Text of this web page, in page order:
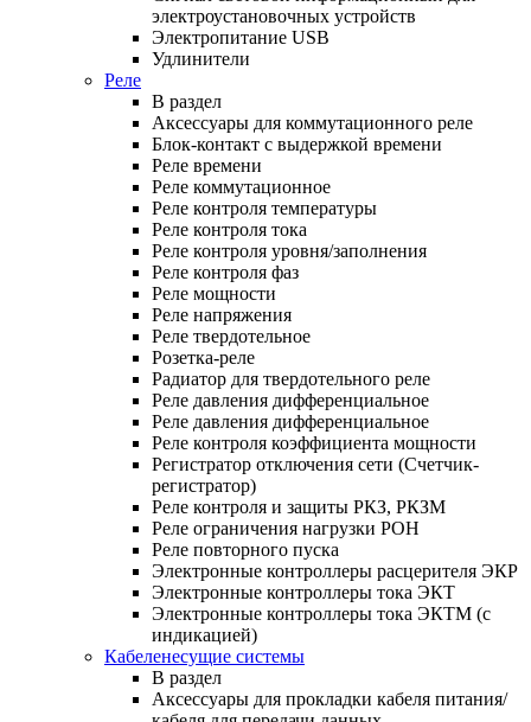
электроустановочных устройств
Электропитание USB
Удлинители
Реле
В раздел
Аксессуары для коммутационного реле
Блок-контакт с выдержкой времени
Реле времени
Реле коммутационное
Реле контроля температуры
Реле контроля тока
Реле контроля уровня/заполнения
Реле контроля фаз
Реле мощности
Реле напряжения
Реле твердотельное
Розетка-реле
Радиатор для твердотельного реле
Реле давления дифференциальное
Реле давления дифференциальное
Реле контроля коэффициента мощности
Регистратор отключения сети (Счетчик-
регистратор)
Реле контроля и защиты РКЗ, РКЗМ
Реле ограничения нагрузки РОН
Реле повторного пуска
Электронные контроллеры расцерителя ЭКР
Электронные контроллеры тока ЭКТ
Электронные контроллеры тока ЭКТМ (с
индикацией)
Кабеленесущие системы
В раздел
Аксессуары для прокладки кабеля питания/